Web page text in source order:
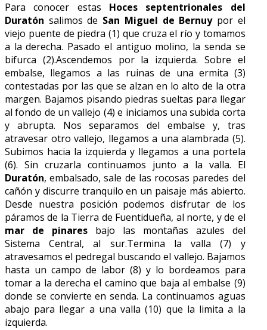
Para conocer estas Hoces septentrionales del
Duratón salimos de San Miguel de Bernuypor el
viejo puente de piedra (1) que cruza el río y tomamos
a la derecha. Pasado el antiguo molino, la senda se
bifurca (2).Ascendemos por la izquierda. Sobre el
embalse, llegamos a las ruinas de una ermita (3)
contestadas por las que se alzan en lo alto de la otra
margen. Bajamos pisando piedras sueltas para llegar
al fondo de un vallejo (4) e iniciamos una subida corta
y abrupta. Nos separamos del embalse y, tras
atravesar otro vallejo, llegamos a una alambrada (5).
Subimos hacia la izquierda y llegamos a una portela
(6). Sin cruzarla continuamos junto a la valla. El
Duratón, embalsado, sale de las rocosas paredes del
cañón y discurre tranquilo en un paisaje más abierto.
Desde nuestra posición podemos disfrutar de los
páramos de la Tierra de Fuentidueña, al norte, y de el
mar de pinaresbajo las montañas azules del
Sistema Central, al sur.Termina la valla (7) y
atravesamos el pedregal buscando el vallejo. Bajamos
hasta un campo de labor (8) y lo bordeamos para
tomar a la derecha el camino que baja al embalse (9)
donde se convierte en senda. La continuamos aguas
abajo para llegar a una valla (10) que la limita a la
izquierda.